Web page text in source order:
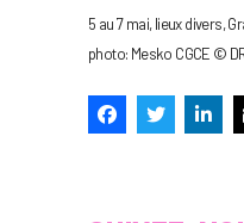
5 au 7 mai, lieux divers,
photo: Mesko CGCE ©